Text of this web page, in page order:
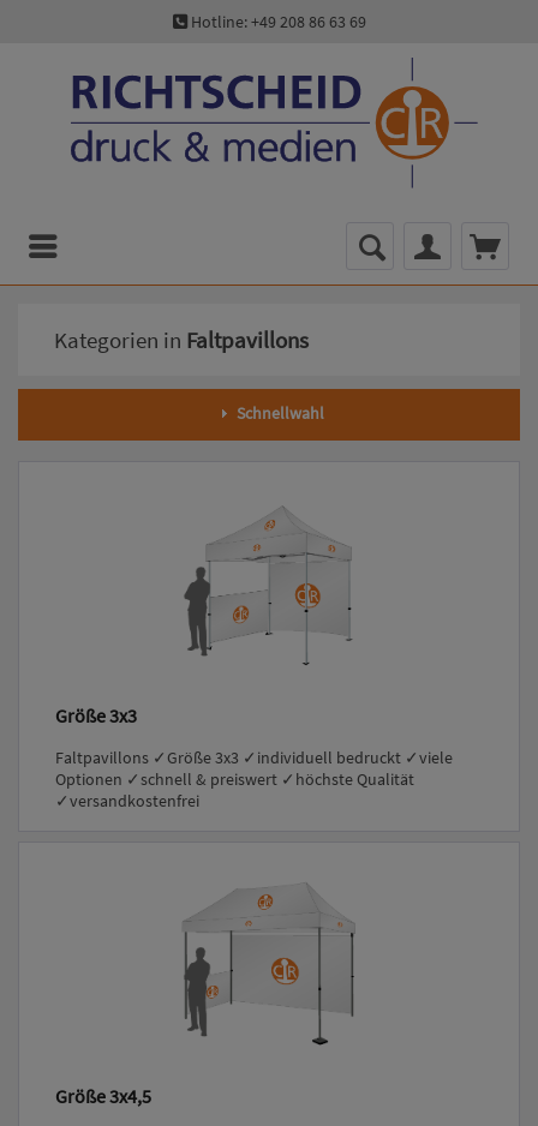
Hotline: +49 208 86 63 69
Kategorien in Faltpavillons
Schnellwahl
Größe 3x3
Faltpavillons ✓Größe 3x3 ✓individuell bedruckt ✓viele
Optionen ✓schnell & preiswert ✓höchste Qualität
✓versandkostenfrei
Größe 3x4,5